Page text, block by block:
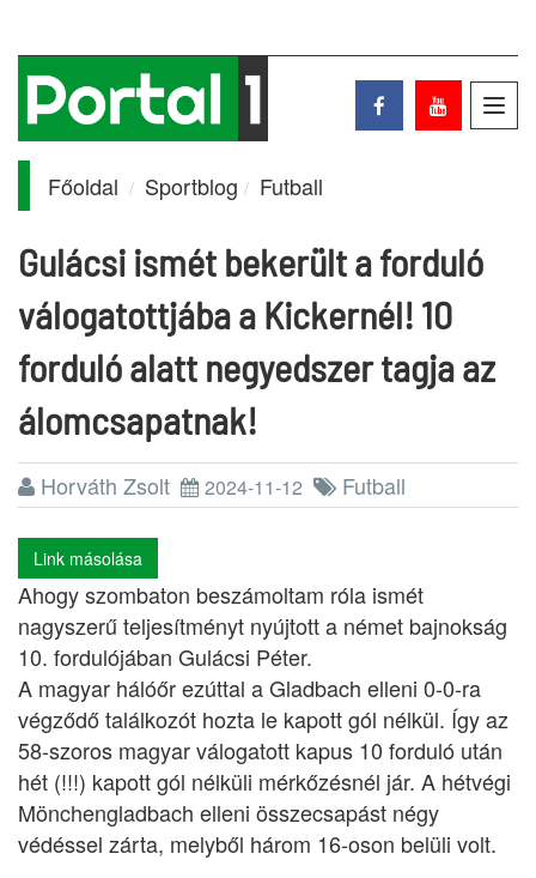
Főoldal Sportblog Futball
Gulácsi ismét bekerült a forduló
válogatottjába a Kickernél! 10
forduló alatt negyedszer tagja az
álomcsapatnak!
Horváth Zsolt 2024-11-12 Futball
Link másolása
Ahogy szombaton beszámoltam róla ismét
nagyszerű teljesítményt nyújtott a német bajnokság
10. fordulójában Gulácsi Péter.
A magyar hálóőr ezúttal a Gladbach elleni 0-0-ra
végződő találkozót hozta le kapott gól nélkül. Így az
58-szoros magyar válogatott kapus 10 forduló után
hét (!!!) kapott gól nélküli mérkőzésnél jár. A hétvégi
Mönchengladbach elleni összecsapást négy
védéssel zárta, melyből három 16-oson belüli volt.